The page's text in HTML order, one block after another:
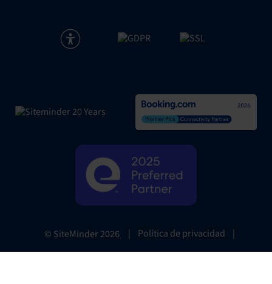
© SiteMinder2026 | Política de privacidad |